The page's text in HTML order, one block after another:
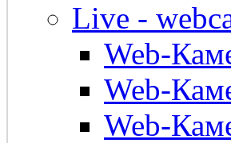
Live -
Web-
Web-
Web-